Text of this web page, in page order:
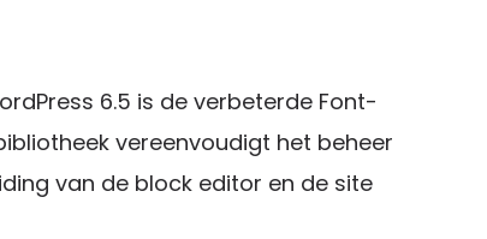
6.5 is de verbeterde Font-
vereenvoudigt het beheer
van de block editor en de site